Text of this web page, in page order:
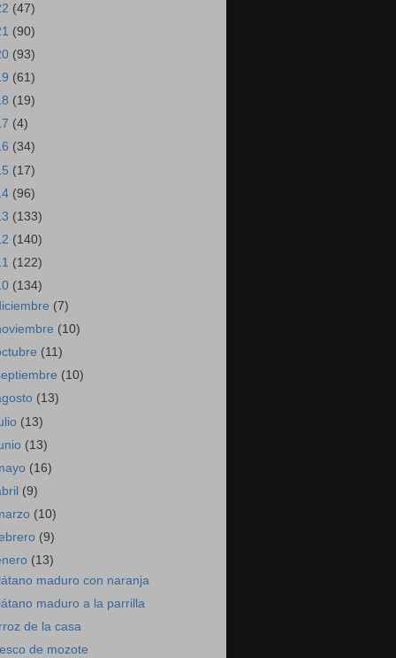
(47)
(90)
(93)
(61)
(19)
(4)
(34)
(17)
(96)
(133)
(140)
(122)
(134)
(7)
(10)
(11)
(10)
(13)
(13)
(13)
(16)
(9)
(10)
(9)
(13)
maduro con naranja
maduro a la parrilla
de la casa
de mozote